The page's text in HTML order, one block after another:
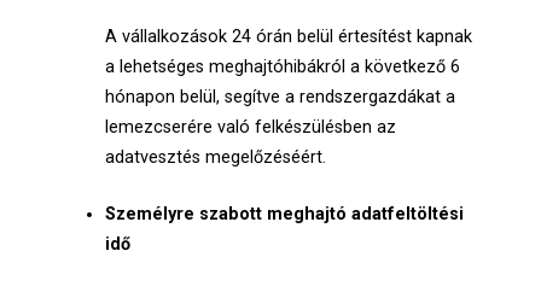
A vállalkozások 24 órán belül értesítést kapnak
a lehetséges meghajtóhibákról a következő 6
hónapon belül, segítve a rendszergazdákat a
lemezcserére való felkészülésben az
adatvesztés megelőzéséért.
Személyre szabott meghajtó adatfeltöltési
idő